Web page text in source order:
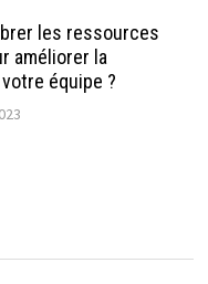
les ressources
améliorer la
équipe ?